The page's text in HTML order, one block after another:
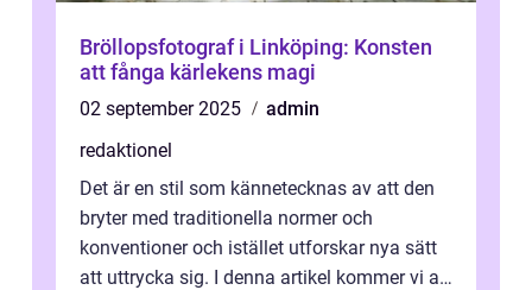
Bröllopsfotograf i Linköping: Konsten
att fånga kärlekens magi
02 september 2025
admin
redaktionel
Det är en stil som kännetecknas av att den
bryter med traditionella normer och
konventioner och istället utforskar nya sätt
att uttrycka sig. I denna artikel kommer vi att